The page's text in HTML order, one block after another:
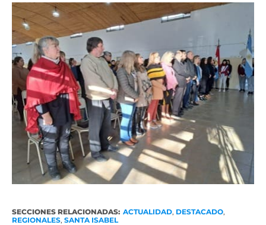
SECCIONES RELACIONADAS: ACTUALIDAD, DESTACADO,
REGIONALES, SANTA ISABEL